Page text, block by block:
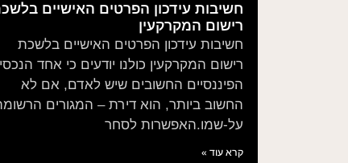
חשיבות עידכון הפרטים האישיים
רישום המקרקעין
חשיבות עידכון הפרטים האישיים בלשכת
רישום המקרקעין כולנו יודעים כי אחד
הפיננסיים החשובים שיש לאדם, אם לא
החשוב ביותר, הוא דירת – המגורים
על-שמו.האפשרות לסחר
קרא עוד »